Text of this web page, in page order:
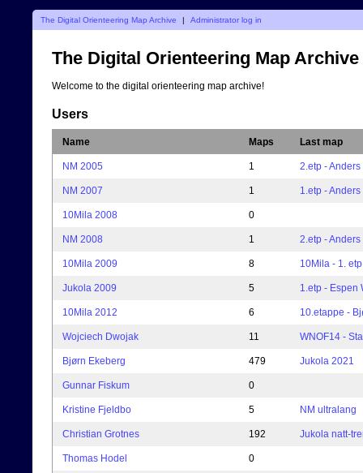
The Digital Orienteering Map Archive | Administrator log in
The Digital Orienteering Map Archive
Welcome to the digital orienteering map archive!
Users
Name Maps Last map
NM 2005 1 2.etp -
NM 2007 1 1.etp -
10Mila 2008 0
NM 2008 1 2.etp -
10Mila 2009 8 10Mila - 1.
Jukola 2009 5 1.etp - Espen
10Mila 2012 6 10.etappe -
Wojciech Dwojak 11 WNOF14 -
Bjørn Ekeberg 479 Jukola 2021
Gunnar Fiskum 0
Kristine Fjeldbo 5 NM ultralang
Christian Grotnes 192 Jukola natt-
Thomas Hodel 0